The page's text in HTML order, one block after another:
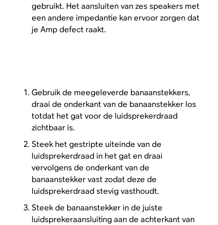
gebruikt. Het aansluiten van zes speakers met
een andere impedantie kan ervoor zorgen dat
je Amp defect raakt.
Gebruik de meegeleverde banaanstekkers,
draai de onderkant van de banaanstekker los
totdat het gat voor de luidsprekerdraad
zichtbaar is.
Steek het gestripte uiteinde van de
luidsprekerdraad in het gat en draai
vervolgens de onderkant van de
banaanstekker vast zodat deze de
luidsprekerdraad stevig vasthoudt.
Steek de banaanstekker in de juiste
luidsprekeraansluiting aan de achterkant van